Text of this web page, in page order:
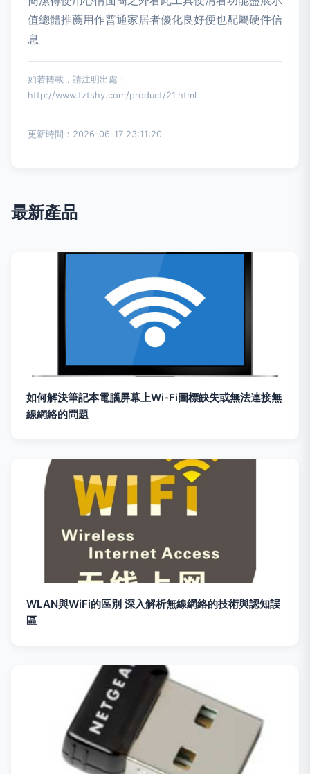
值總體推薦用作普通家居者優化良好便也配屬硬件信
息
如若轉載，請注明出處：
http://www.tztshy.com/product/21.html
更新時間：2026-06-17 23:11:20
最新產品
如何解決筆記本電腦屏幕上Wi-Fi圖標缺失或無法連接無
線網絡的問題
WLAN與WiFi的區別 深入解析無線網絡的技術與認知誤
區